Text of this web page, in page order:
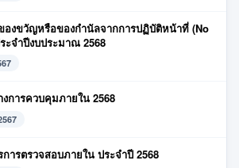
องขวัญหรือของกำนัลจากการปฏิบัติหน้าที่ (No
ะจำปีงบประมาณ 2568
การควบคุมภายใน 2568
ารตรวจสอบภายใน ประจำปี 2568